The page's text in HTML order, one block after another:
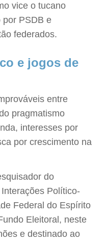
vice o tucano
por PSDB e
federados.
e jogos de
entre
pragmatismo
interesses por
por crescimento na
do
Político-
Federal do Espírito
Eleitoral, neste
e destinado ao